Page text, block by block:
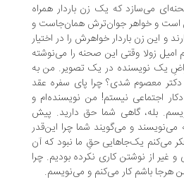
که یک زن باردار همراه
خواهر جوان‌ترش همان‌جاست و
زن باردار خواهرش را در اختیار
وقتی این صحنه را می‌نوشته
نویسنده در یک تصویر. من به
شدی؟ چرا پای سفره‌ عقد
نیستم! من نویسنده‌ام و
گاهی شما حق دارید. پیش
و می‌گویند شما چرا این‌قدر
یک‌جاهایی حقِ ما نبود که آن
از نوشتن کاری نکرده بودیم. چرا
کار می‌کنم و می‌نویسم.